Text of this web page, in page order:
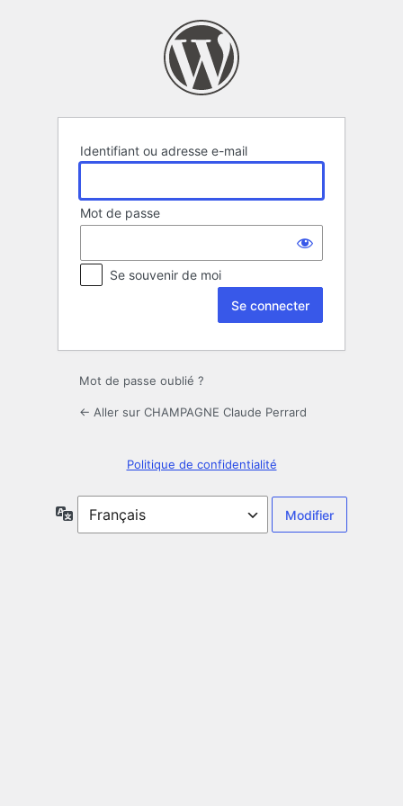
Identifiant ou adresse e-mail
Mot de passe
Se souvenir de moi
Mot de passe oublié ?
← Aller sur CHAMPAGNE Claude Perrard
Politique de confidentialité
Langue